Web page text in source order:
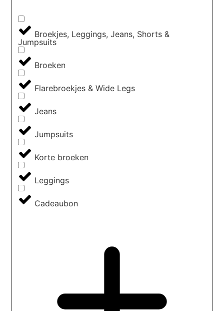
Broekjes, Leggings, Jeans, Shorts &
Jumpsuits
Broeken
Flarebroekjes & Wide Legs
Jeans
Jumpsuits
Korte broeken
Leggings
Cadeaubon